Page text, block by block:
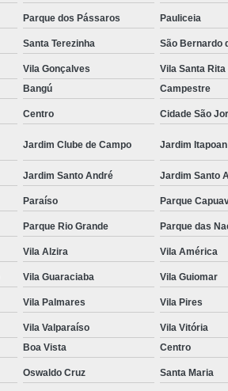
Parque dos Pássaros Pauliceia
Santa Terezinha São Bernardo
Vila Gonçalves
Vila Santa
Bangú Campestre
Centro Cidade São
Jardim Clube de Campo Jardim Itapoan
Jardim Santo André Jardim Santo
Paraíso Parque
Parque Rio Grande Parque das
Vila Alzira Vila América
Vila Guaraciaba Vila Guiomar
Vila Palmares Vila Pires
Vila Valparaíso Vila Vitória
Boa Vista Centro
Oswaldo Cruz Santa Maria